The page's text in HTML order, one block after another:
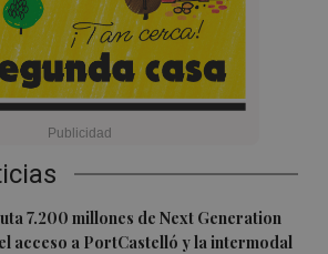
7.200 millones de Next Generation
acceso a PortCastelló y la intermodal